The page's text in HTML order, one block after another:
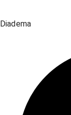
Diadema